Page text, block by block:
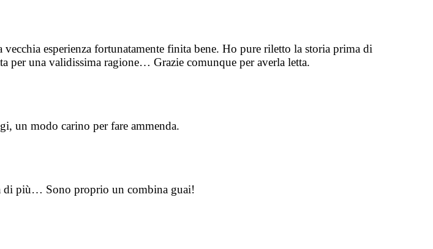
esperienza fortunatamente finita bene. Ho pure riletto la storia prima di
per una validissima ragione… Grazie comunque per averla letta.
un modo carino per fare ammenda.
di più… Sono proprio un combina guai!